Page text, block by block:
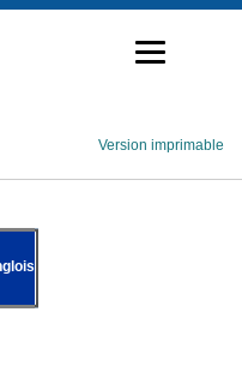
Version imprimable